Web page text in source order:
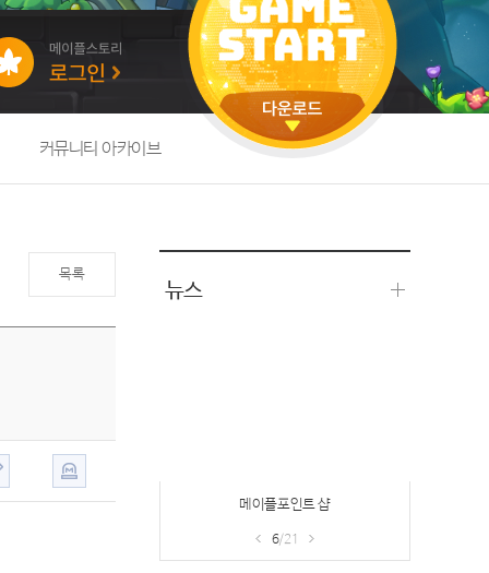
커뮤니티 아카이브
목록
뉴스
메이플포인트 샵
6/21